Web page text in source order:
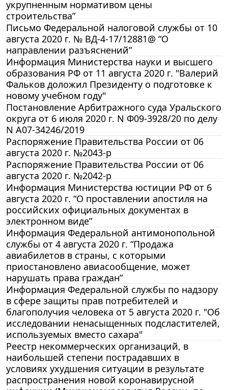
укрупненным нормативом цены
строительства”
Письмо Федеральной налоговой службы от 10
августа 2020 г. № ВД-4-17/12881@ “О
направлении разъяснений”
Информация Министерства науки и высшего
образования РФ от 11 августа 2020 г. "Валерий
Фальков доложил Президенту о подготовке к
новому учебном году"
Постановление Арбитражного суда Уральского
округа от 6 июля 2020 г. N Ф09-3928/20 по делу
N А07-34246/2019
Распоряжение Правительства России от 06
августа 2020 г. №2043-р
Распоряжение Правительства России от 06
августа 2020 г. №2042-р
Информация Министерства юстиции РФ от 6
августа 2020 г. “О проставлении апостиля на
российских официальных документах в
электронном виде”
Информация Федеральной антимонопольной
службы от 4 августа 2020 г. “Продажа
авиабилетов в страны, с которыми
приостановлено авиасообщение, может
нарушать права граждан”
Информация Федеральной службы по надзору
в сфере защиты прав потребителей и
благополучия человека от 5 августа 2020 г. "Об
исследовании ненасыщенных подсластителей,
используемых вместо сахара"
Реестр некоммерческих организаций, в
наибольшей степени пострадавших в
условиях ухудшения ситуации в результате
распространения новой коронавирусной